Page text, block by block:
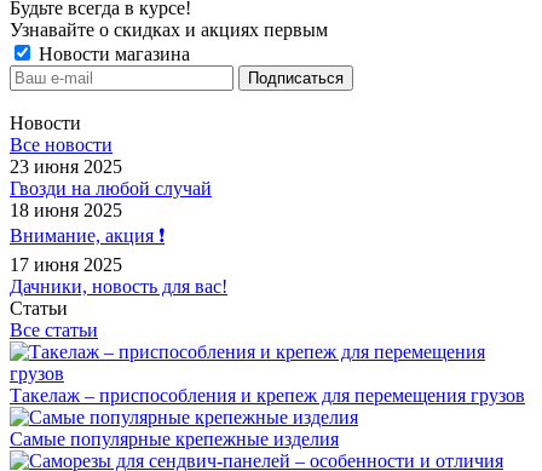
Будьте всегда в курсе!
Узнавайте о скидках и акциях первым
Новости магазина
Новости
Все новости
23 июня 2025
Гвозди на любой случай
18 июня 2025
Внимание, акция ❗️
17 июня 2025
Дачники, новость для вас!
Статьи
Все статьи
Такелаж – приспособления и крепеж для перемещения грузов
Самые популярные крепежные изделия